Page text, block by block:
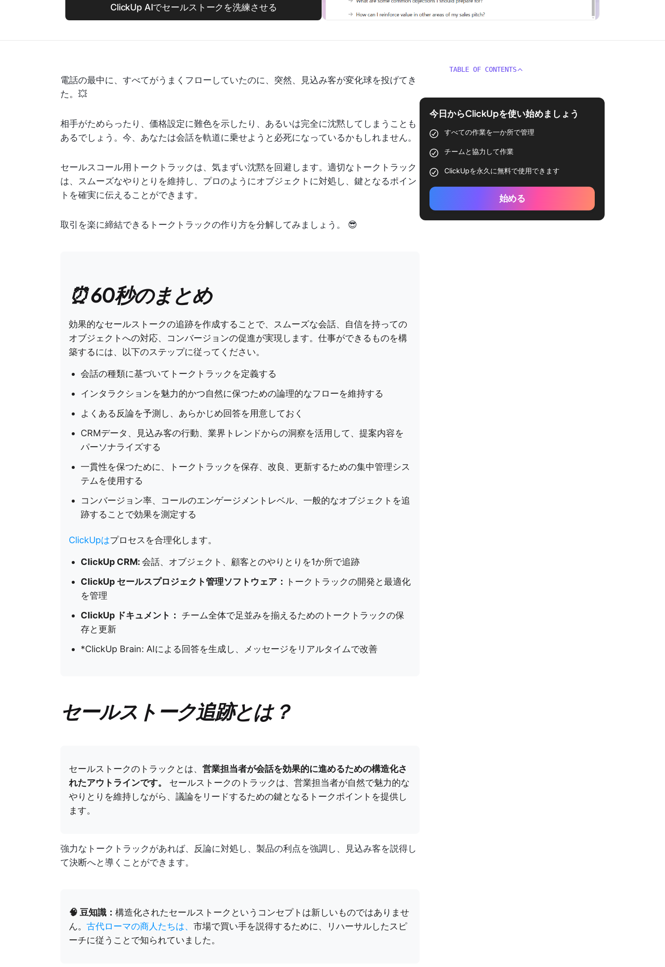
ClickUp AIでセールストークを洗練させる
電話の最中に、すべてがうまくフローしていたのに、突然、見込み客が変化球を投げてき
た。💥
相手がためらったり、価格設定に難色を示したり、あるいは完全に沈黙してしまうことも
あるでしょう。今、あなたは会話を軌道に乗せようと必死になっているかもしれません。
セールスコール用トークトラックは、気まずい沈黙を回避します。適切なトークトラック
は、スムーズなやりとりを維持し、プロのようにオブジェクトに対処し、鍵となるポイン
トを確実に伝えることができます。
取引を楽に締結できるトークトラックの作り方を分解してみましょう。 😎
⏰ 60秒のまとめ
効果的なセールストークの追跡を作成することで、スムーズな会話、自信を持っての
オブジェクトへの対応、コンバージョンの促進が実現します。仕事ができるものを構
築するには、以下のステップに従ってください。
会話の種類に基づいてトークトラックを定義する
インタラクションを魅力的かつ自然に保つための論理的なフローを維持する
よくある反論を予測し、あらかじめ回答を用意しておく
CRMデータ、見込み客の行動、業界トレンドからの洞察を活用して、提案内容を
パーソナライズする
一貫性を保つために、トークトラックを保存、改良、更新するための集中管理シス
テムを使用する
コンバージョン率、コールのエンゲージメントレベル、一般的なオブジェクトを追
跡することで効果を測定する
ClickUpはプロセスを合理化します。
ClickUp CRM: 会話、オブジェクト、顧客とのやりとりを1か所で追跡
ClickUp セールスプロジェクト管理ソフトウェア：
トークトラックの開発と最適化
を管理
ClickUp ドキュメント：
チーム全体で足並みを揃えるためのトークトラックの保
存と更新
*ClickUp Brain: AIによる回答を生成し、メッセージをリアルタイムで改善
セールストーク追跡とは？
セールストークのトラックとは、 営業担当者が会話を効果的に進めるための構造化さ
れたアウトラインです。
セールストークのトラックは、営業担当者が自然で魅力的な
やりとりを維持しながら、議論をリードするための鍵となるトークポイントを提供し
ます。
強力なトークトラックがあれば、反論に対処し、製品の利点を強調し、見込み客を説得し
て決断へと導くことができます。
🧠 豆知識： 構造化されたセールストークというコンセプトは新しいものではありませ
ん。 古代ローマの商人たちは、 市場で買い手を説得するために、リハーサルしたスピ
ーチに従うことで知られていました。
TABLE OF CONTENTS
今日からClickUpを使い始めましょう
すべての作業を一か所で管理
チームと協力して作業
ClickUpを永久に無料で使用できます
始める